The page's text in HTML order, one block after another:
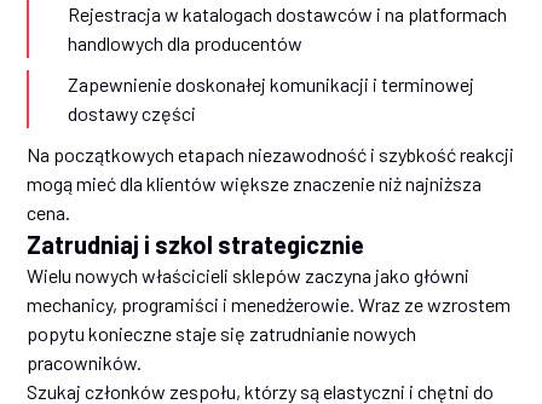
Rejestracja w katalogach dostawców i na platformach
handlowych dla producentów
Zapewnienie doskonałej komunikacji i terminowej
dostawy części
Na początkowych etapach niezawodność i szybkość reakcji
mogą mieć dla klientów większe znaczenie niż najniższa
cena.
Zatrudniaj i szkol strategicznie
Wielu nowych właścicieli sklepów zaczyna jako główni
mechanicy, programiści i menedżerowie. Wraz ze wzrostem
popytu konieczne staje się zatrudnianie nowych
pracowników.
Szukaj członków zespołu, którzy są elastyczni i chętni do